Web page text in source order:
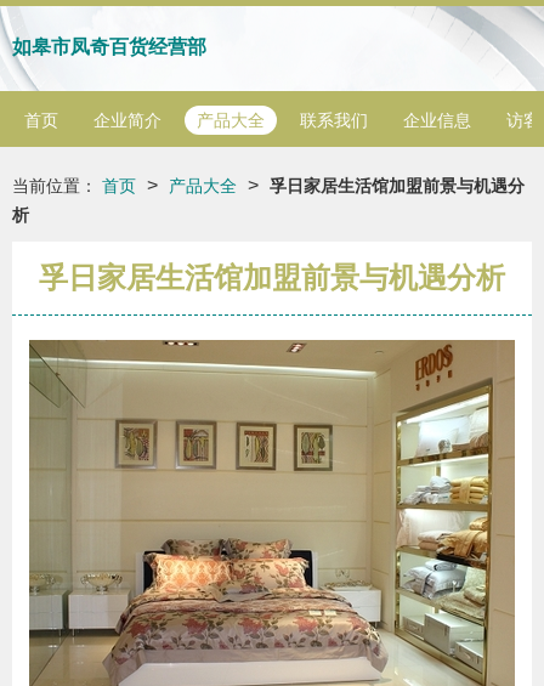
如皋市凤奇百货经营部
首页 企业简介 产品大全 联系我们 企业信息 访客
当前位置： 首页 > 产品大全 > 孚日家居生活馆加盟前景与机遇分
析
孚日家居生活馆加盟前景与机遇分析